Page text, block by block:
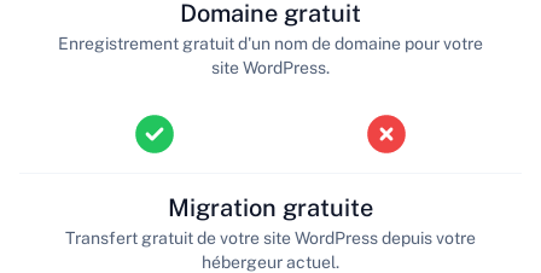
Domaine gratuit
Enregistrement gratuit d'un nom de domaine pour votre
site WordPress.
Migration gratuite
Transfert gratuit de votre site WordPress depuis votre
hébergeur actuel.